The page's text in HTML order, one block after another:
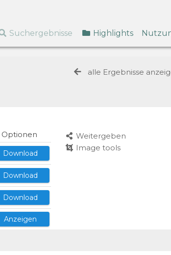
Suchergebnisse Highlights
alle Ergebnisse
Optionen
Download
Download
Download
Anzeigen
Weitergeben
Image tools